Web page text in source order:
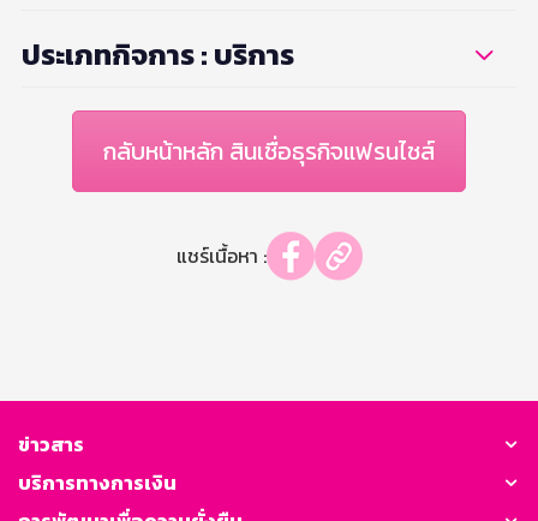
ประเภทกิจการ : บริการ
กลับหน้าหลัก สินเชื่อธุรกิจแฟรนไชส์
แชร์เนื้อหา :
ข่าวสาร
บริการทางการเงิน